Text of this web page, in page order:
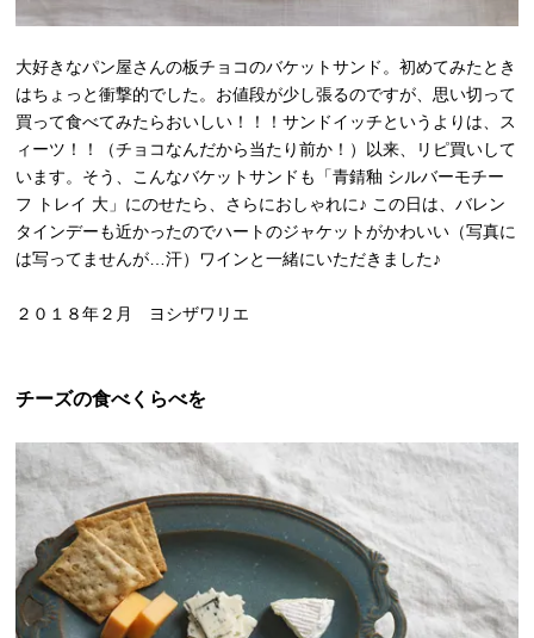
大好きなパン屋さんの板チョコのバケットサンド。初めてみたとき
はちょっと衝撃的でした。お値段が少し張るのですが、思い切って
買って食べてみたらおいしい！！！サンドイッチというよりは、ス
ィーツ！！（チョコなんだから当たり前か！）以来、リピ買いして
います。そう、こんなバケットサンドも「青錆釉 シルバーモチー
フ トレイ 大」にのせたら、さらにおしゃれに♪ この日は、バレン
タインデーも近かったのでハートのジャケットがかわいい（写真に
は写ってませんが…汗）ワインと一緒にいただきました♪
２０１８年２月 ヨシザワリエ
チーズの食べくらべを